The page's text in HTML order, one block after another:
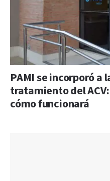
PAMI se incorporó a
tratamiento del
cómo funcionará